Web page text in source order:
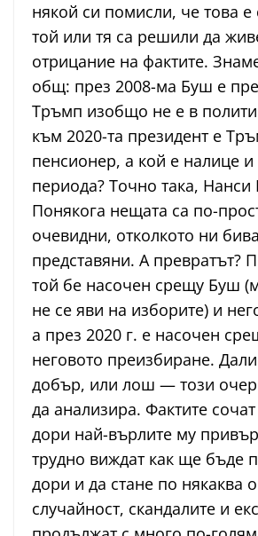
някой си помисли, че това е
той или тя са решили да
отрицание на фактите.
общ: през 2008-ма Буш е
Тръмп изобщо не е в
към 2020-та президент е
пенсионер, а кой е налице и
периода? Точно така, Нанси
Понякога нещата са по-
очевидни, отколкото ни
представяни. А превратът?
той бе насочен срещу Буш
не се яви на изборите) и
а през 2020 г. е насочен
неговото преизбиране.
добър, или лош — този
да анализира. Фактите
дори най-върлите му
трудно виждат как ще бъде
дори и да стане по някаква
случайност, скандалите и